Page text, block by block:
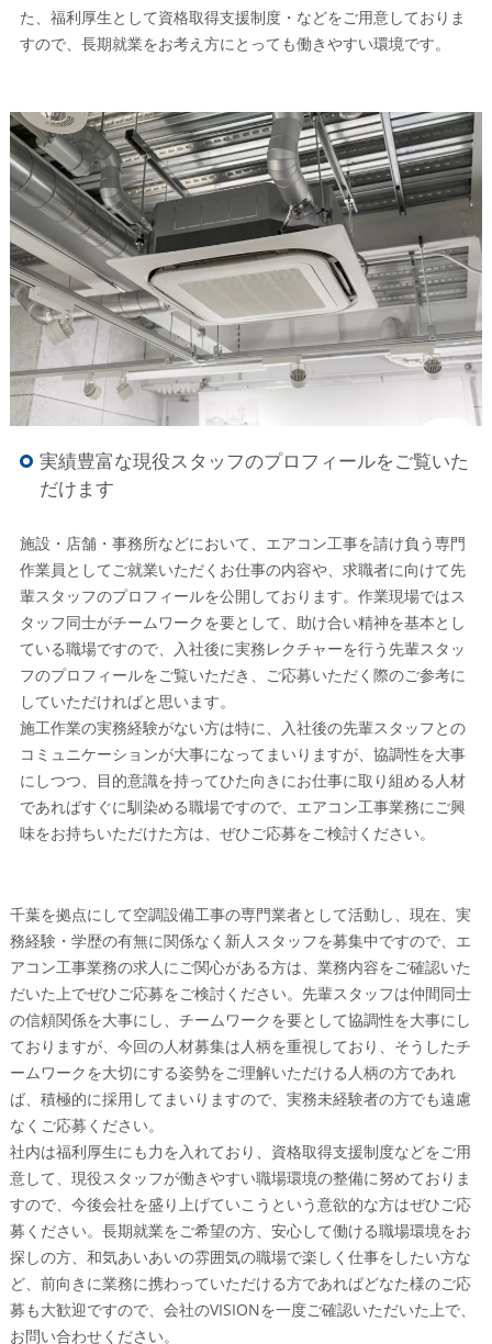
た、福利厚生として資格取得支援制度・などをご用意しておりま
すので、長期就業をお考え方にとっても働きやすい環境です。
実績豊富な現役スタッフのプロフィールをご覧いた
だけます
施設・店舗・事務所などにおいて、エアコン工事を請け負う専門
作業員としてご就業いただくお仕事の内容や、求職者に向けて先
輩スタッフのプロフィールを公開しております。作業現場ではス
タッフ同士がチームワークを要として、助け合い精神を基本とし
ている職場ですので、入社後に実務レクチャーを行う先輩スタッ
フのプロフィールをご覧いただき、ご応募いただく際のご参考に
していただければと思います。
施工作業の実務経験がない方は特に、入社後の先輩スタッフとの
コミュニケーションが大事になってまいりますが、協調性を大事
にしつつ、目的意識を持ってひた向きにお仕事に取り組める人材
であればすぐに馴染める職場ですので、エアコン工事業務にご興
味をお持ちいただけた方は、ぜひご応募をご検討ください。
千葉を拠点にして空調設備工事の専門業者として活動し、現在、実
務経験・学歴の有無に関係なく新人スタッフを募集中ですので、エ
アコン工事業務の求人にご関心がある方は、業務内容をご確認いた
だいた上でぜひご応募をご検討ください。先輩スタッフは仲間同士
の信頼関係を大事にし、チームワークを要として協調性を大事にし
ておりますが、今回の人材募集は人柄を重視しており、そうしたチ
ームワークを大切にする姿勢をご理解いただける人柄の方であれ
ば、積極的に採用してまいりますので、実務未経験者の方でも遠慮
なくご応募ください。
社内は福利厚生にも力を入れており、資格取得支援制度などをご用
意して、現役スタッフが働きやすい職場環境の整備に努めておりま
すので、今後会社を盛り上げていこうという意欲的な方はぜひご応
募ください。長期就業をご希望の方、安心して働ける職場環境をお
探しの方、和気あいあいの雰囲気の職場で楽しく仕事をしたい方な
ど、前向きに業務に携わっていただける方であればどなた様のご応
募も大歓迎ですので、会社のVISIONを一度ご確認いただいた上で、
お問い合わせください。